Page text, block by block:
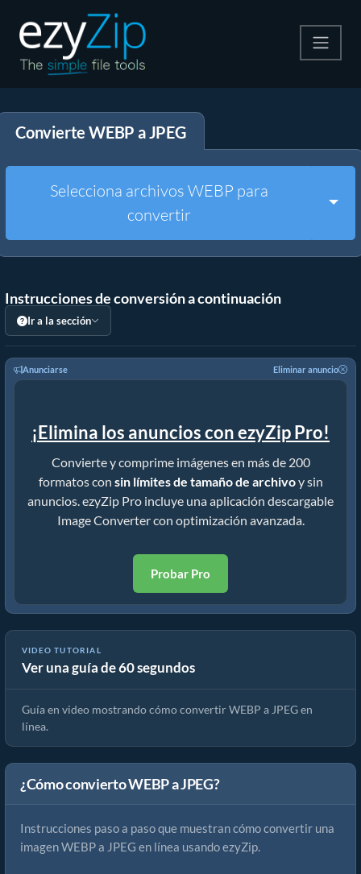
Descomprime
Convierte WEBP a JPEG
Selecciona archivos WEBP para
convertir
Instrucciones de conversión a continuación
Ir a la sección
Anunciarse Eliminar anuncio
¡Elimina los anuncios con ezyZip Pro!
Convierte y comprime imágenes en más de 200
formatos con sin límites de tamaño de archivoy sin
anuncios. ezyZip Pro incluye una aplicación descargable
Image Converter con optimización avanzada.
Probar Pro
VIDEO TUTORIAL
Ver una guía de 60 segundos
¡Cómo convertir WEBP a JPEG en segundos!
Guía en video mostrando cómo convertir WEBP a JPEG en
línea.
¿Cómo convierto WEBP a JPEG?
Instrucciones paso a paso que muestran cómo convertir una
imagen WEBP a JPEG en línea usando ezyZip.